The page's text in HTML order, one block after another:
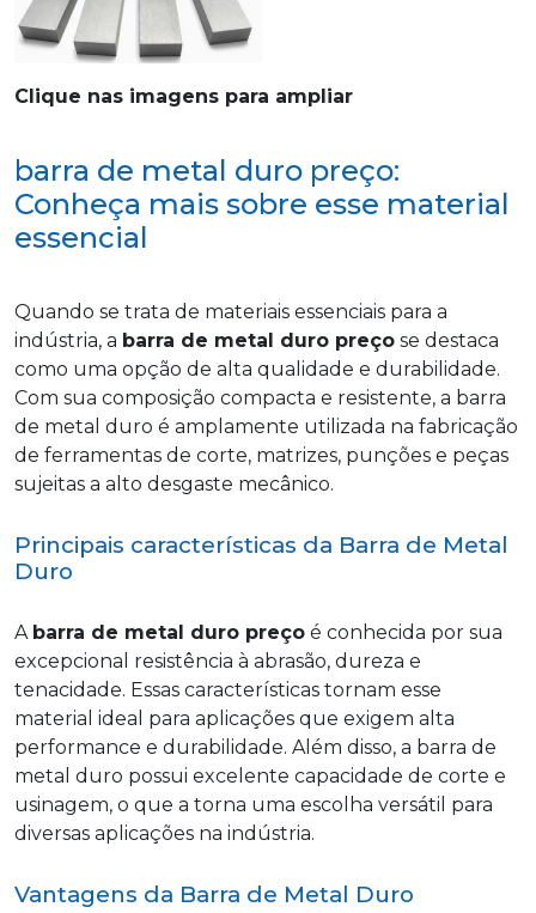
Clique nas imagens para ampliar
barra de metal duro preço:
Conheça mais sobre esse material
essencial
Quando se trata de materiais essenciais para a
indústria, a barra de metal duro preço se destaca
como uma opção de alta qualidade e durabilidade.
Com sua composição compacta e resistente, a barra
de metal duro é amplamente utilizada na fabricação
de ferramentas de corte, matrizes, punções e peças
sujeitas a alto desgaste mecânico.
Principais características da Barra de Metal
Duro
A barra de metal duro preço é conhecida por sua
excepcional resistência à abrasão, dureza e
tenacidade. Essas características tornam esse
material ideal para aplicações que exigem alta
performance e durabilidade. Além disso, a barra de
metal duro possui excelente capacidade de corte e
usinagem, o que a torna uma escolha versátil para
diversas aplicações na indústria.
Vantagens da Barra de Metal Duro